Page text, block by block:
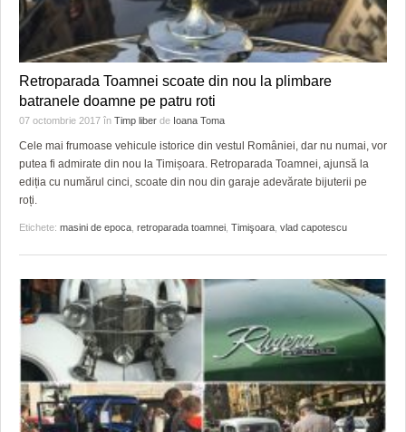
Retroparada Toamnei scoate din nou la plimbare
batranele doamne pe patru roti
07 octombrie 2017 în Timp liber de Ioana Toma
Cele mai frumoase vehicule istorice din vestul României, dar nu numai, vor
putea fi admirate din nou la Timișoara. Retroparada Toamnei, ajunsă la
ediția cu numărul cinci, scoate din nou din garaje adevărate bijuterii pe
roți.
Etichete: masini de epoca retroparada toamnei Timişoara vlad capotescu